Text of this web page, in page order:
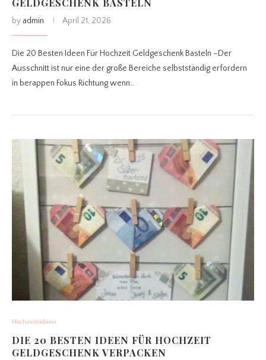
GELDGESCHENK BASTELN
by admin April 21, 2026
Die 20 Besten Ideen Für Hochzeit Geldgeschenk Basteln –Der
Ausschnitt ist nur eine der große Bereiche selbstständig erfordern
in berappen Fokus Richtung wenn…
Hochzeitsideen
DIE 20 BESTEN IDEEN FÜR HOCHZEIT
GELDGESCHENK VERPACKEN